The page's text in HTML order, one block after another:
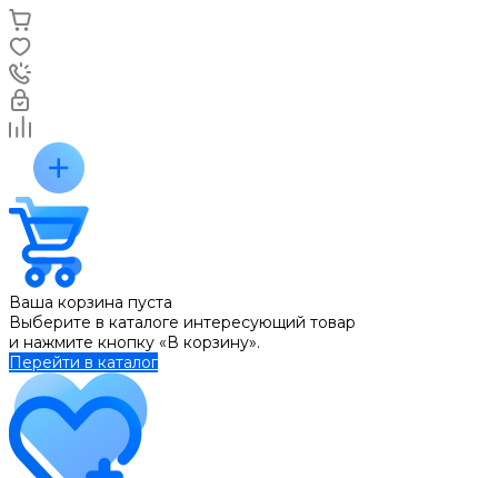
Ваша корзина пуста
Выберите в каталоге интересующий товар
и нажмите кнопку «В корзину».
Перейти в каталог